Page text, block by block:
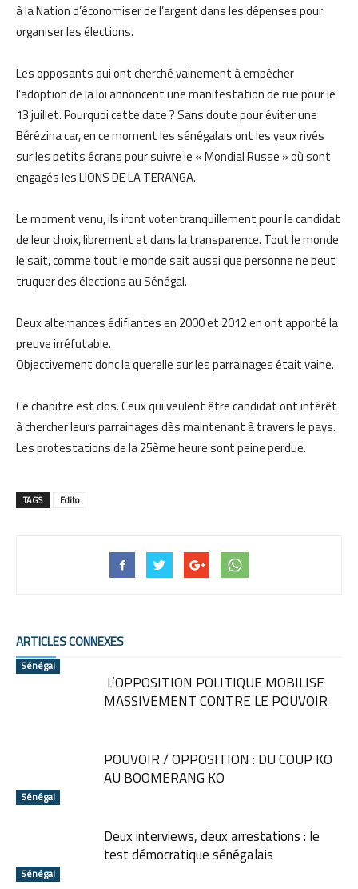
à la Nation d’économiser de l’argent dans les dépenses pour
organiser les élections.
Les opposants qui ont cherché vainement à empêcher
l’adoption de la loi annoncent une manifestation de rue pour le
13 juillet. Pourquoi cette date ? Sans doute pour éviter une
Bérézina car, en ce moment les sénégalais ont les yeux rivés
sur les petits écrans pour suivre le « Mondial Russe » où sont
engagés les LIONS DE LA TERANGA.
Le moment venu, ils iront voter tranquillement pour le candidat
de leur choix, librement et dans la transparence. Tout le monde
le sait, comme tout le monde sait aussi que personne ne peut
truquer des élections au Sénégal.
Deux alternances édifiantes en 2000 et 2012 en ont apporté la
preuve irréfutable.
Objectivement donc la querelle sur les parrainages était vaine.
Ce chapitre est clos. Ceux qui veulent être candidat ont intérêt
à chercher leurs parrainages dès maintenant à travers le pays.
Les protestations de la 25ème heure sont peine perdue.
TAGS Edito
ARTICLES CONNEXES
Sénégal
L’OPPOSITION POLITIQUE MOBILISE
MASSIVEMENT CONTRE LE POUVOIR
Sénégal
POUVOIR / OPPOSITION : DU COUP KO
AU BOOMERANG KO
Sénégal
Deux interviews, deux arrestations : le
test démocratique sénégalais